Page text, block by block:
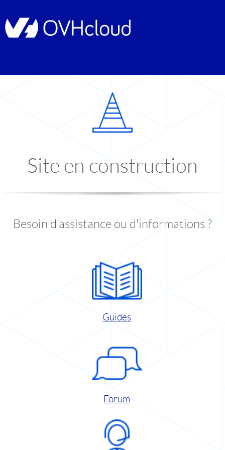
Site en construction
Besoin d'assistance ou d'informations ?
Guides
Forum